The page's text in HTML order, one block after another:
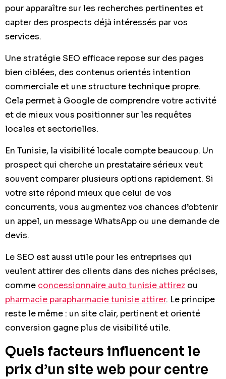
pour apparaître sur les recherches pertinentes et
capter des prospects déjà intéressés par vos
services.
Une stratégie SEO efficace repose sur des pages
bien ciblées, des contenus orientés intention
commerciale et une structure technique propre.
Cela permet à Google de comprendre votre activité
et de mieux vous positionner sur les requêtes
locales et sectorielles.
En Tunisie, la visibilité locale compte beaucoup. Un
prospect qui cherche un prestataire sérieux veut
souvent comparer plusieurs options rapidement. Si
votre site répond mieux que celui de vos
concurrents, vous augmentez vos chances d’obtenir
un appel, un message WhatsApp ou une demande de
devis.
Le SEO est aussi utile pour les entreprises qui
veulent attirer des clients dans des niches précises,
comme concessionnaire auto tunisie attirez ou
pharmacie parapharmacie tunisie attirer. Le principe
reste le même : un site clair, pertinent et orienté
conversion gagne plus de visibilité utile.
Quels facteurs influencent le
prix d’un site web pour centre